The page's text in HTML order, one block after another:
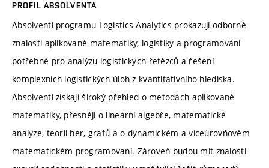
PROFIL ABSOLVENTA
Absolventi programu Logistics Analytics prokazují odborné
znalosti aplikované matematiky, logistiky a programování
potřebné pro analýzu logistických řetězců a řešení
komplexních logistických úloh z kvantitativního hlediska.
Absolventi získají široký přehled o metodách aplikované
matematiky, přesněji o lineární algebře, matematické
analýze, teorii her, grafů a o dynamickém a víceúrovňovém
matematickém programovaní. Zároveň budou mít znalosti